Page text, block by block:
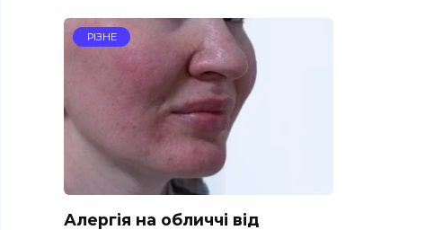
РІЗНЕ
Алергія на обличчі від